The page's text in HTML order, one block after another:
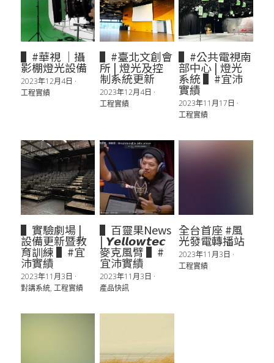
▌#華視 ｜攝
影棚燈光設備
2023年12月4日 ·
工程實績
▌#臺北文創會
所 | 燈光及控
制系統更新
2023年12月4日 ·
工程實績
▌#公共電視南
部中心 | 燈光
系統 ▌#宜沛
實績
2023年11月17日 ·
工程實績
▌實驗劇場 |
設備更新暨教
育訓練 ▌#宜
沛實績
2023年11月3日 ·
對講系統, 工程實績
▌百靈果News
| 𝙔𝙚𝙡𝙡𝙤𝙬𝙩𝙚𝙘
麥克風臂 ▌#
宜沛實績
2023年11月3日 ·
產品快訊
全台首座 #風
光發電轉播站
2023年11月3日 ·
工程實績